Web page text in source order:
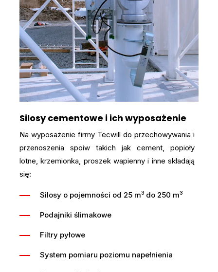
Silosy cementowe i ich wyposażenie
Na wyposażenie firmy Tecwill do przechowywania i
przenoszenia spoiw takich jak cement, popioły
lotne, krzemionka, proszek wapienny i inne składają
się:
Silosy o pojemności od 25 m3 do 250 m3
Podajniki ślimakowe
Filtry pyłowe
System pomiaru poziomu napełnienia